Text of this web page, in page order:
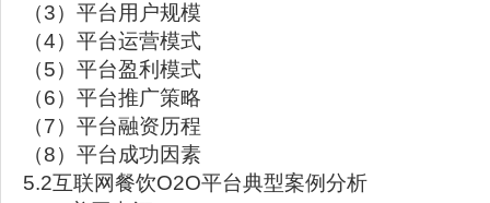
（3）平台用户规模
（4）平台运营模式
（5）平台盈利模式
（6）平台推广策略
（7）平台融资历程
（8）平台成功因素
5.2互联网餐饮O2O平台典型案例分析